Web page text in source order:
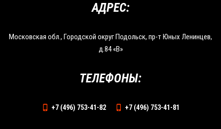
АДРЕС:
Московская обл., Городской округ Подольск, пр-т Юных Ленинцев,
д.84 «В»
ТЕЛЕФОНЫ:
+7 (496) 753-41-82 +7 (496) 753-41-81